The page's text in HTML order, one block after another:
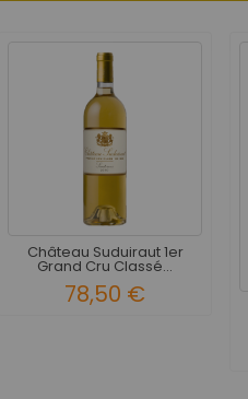
Château Suduiraut 1er
Grand Cru Classé...
78,50 €